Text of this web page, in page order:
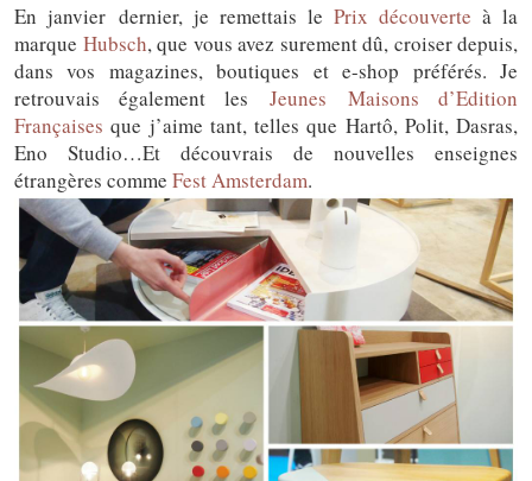
En janvier dernier, je remettais le Prix découverte à la
marque Hubsch, que vous avez surement dû, croiser depuis,
dans vos magazines, boutiques et e-shop préférés. Je
retrouvais également les Jeunes Maisons d’Edition
Françaises que j’aime tant, telles que Hartô, Polit, Dasras,
Eno Studio…Et découvrais de nouvelles enseignes
étrangères comme Fest Amsterdam.